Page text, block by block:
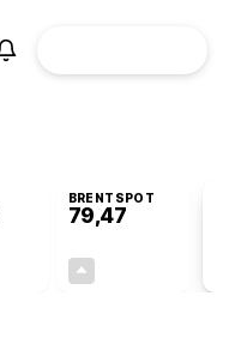
BRENTSPOT
79,47